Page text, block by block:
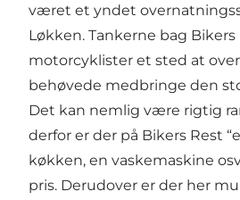
været et yndet
Løkken. Tankerne bag Bikers
motorcyklister et sted at
behøvede medbringe den
Det kan nemlig være rigtig
derfor er der på Bikers Rest
køkken, en vaskemaskine
pris. Derudover er der her